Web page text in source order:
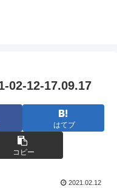
02-12-17.09.17
はてブ
コピー
2021.02.12